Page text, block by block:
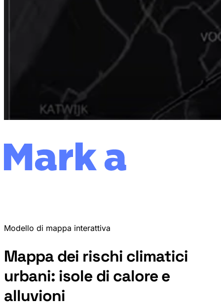
Modello di mappa interattiva
Mappa dei rischi climatici
urbani: isole di calore e
alluvioni